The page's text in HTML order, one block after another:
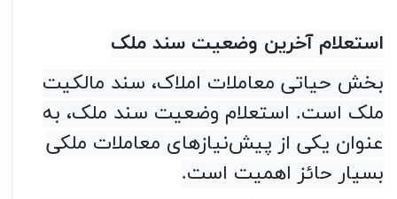
استعلام آخرین وضعیت سند ملک
بخش حیاتی معاملات املاک، سند مالکیت
ملک است. استعلام وضعیت سند ملک، به
عنوان یکی از پیش‌نیاز‌های معاملات ملکی
بسیار حائز اهمیت است.